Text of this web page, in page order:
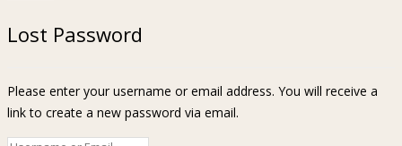
Lost Password
Please enter your username or email address. You will receive a
link to create a new password via email.